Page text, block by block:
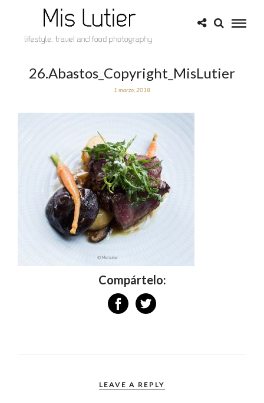
26.Abastos_Copyright_MisLutier
1 marzo, 2018
Compártelo:
LEAVE A REPLY